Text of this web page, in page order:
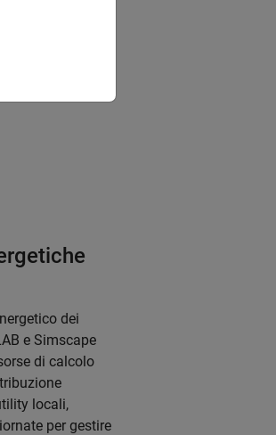
un
dei
e Simscape
di calcolo
locali,
per gestire